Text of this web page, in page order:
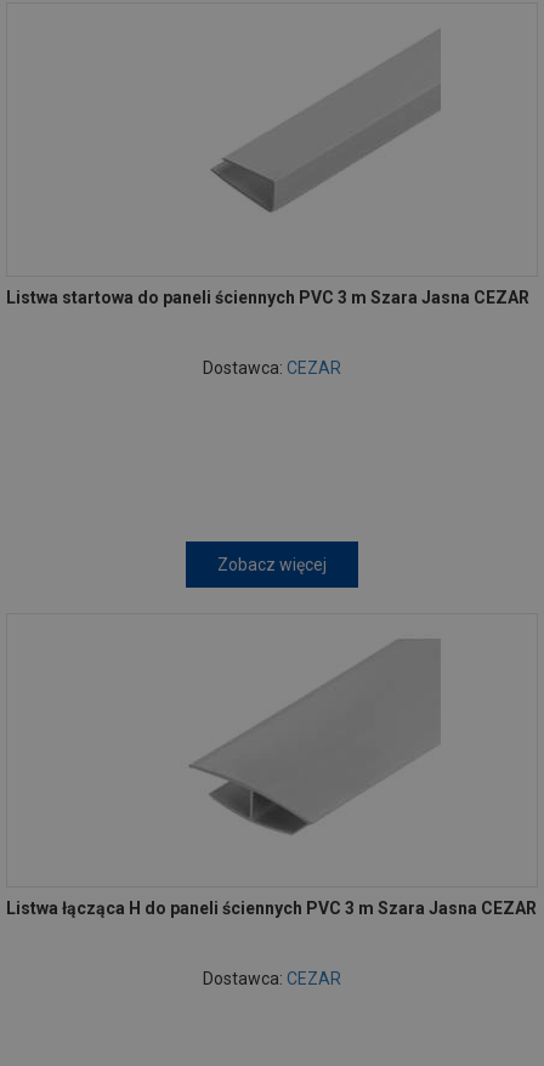
Listwa startowa do paneli ściennych PVC 3 m Szara Jasna CEZAR
Dostawca: CEZAR
Zobacz więcej
Listwa łącząca H do paneli ściennych PVC 3 m Szara Jasna CEZAR
Dostawca: CEZAR